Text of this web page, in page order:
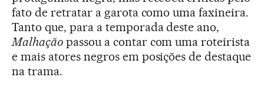
fato de retratar a garota como uma faxineira.
Tanto que, para a temporada deste ano,
Malhaçãopassou a contar com uma roteirista
e mais atores negros em posições de destaque
na trama.